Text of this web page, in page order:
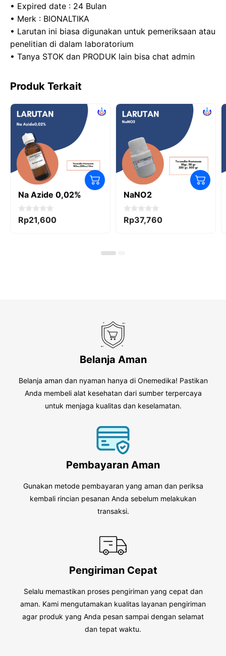
• Expired date : 24 Bulan
• Merk : BIONALTIKA
• Larutan ini biasa digunakan untuk pemeriksaan atau
penelitian di dalam laboratorium
• Tanya STOK dan PRODUK lain bisa chat admin
Produk Terkait
Na Azide 0,02%
0
o
Rp21,600
NaNO2
0
o
Rp37,760
Belanja Aman
Belanja aman dan nyaman hanya di Onemedika! Pastikan
Anda membeli alat kesehatan dari sumber terpercaya
untuk menjaga kualitas dan keselamatan.
Pembayaran Aman
Gunakan metode pembayaran yang aman dan periksa
kembali rincian pesanan Anda sebelum melakukan
transaksi.
Pengiriman Cepat
Selalu memastikan proses pengiriman yang cepat dan
aman. Kami mengutamakan kualitas layanan pengiriman
agar produk yang Anda pesan sampai dengan selamat
dan tepat waktu.